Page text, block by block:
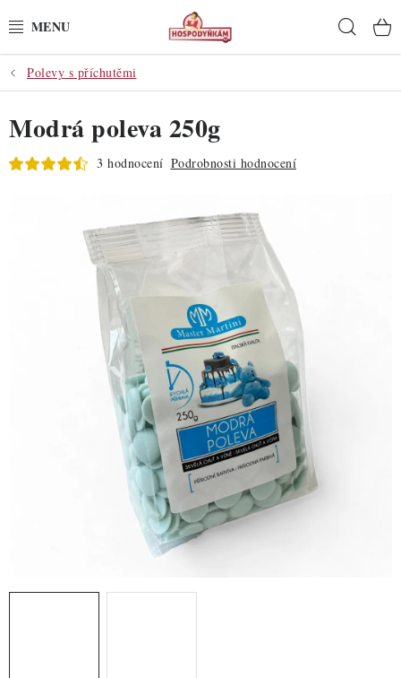
na
POTŘEBY
POMŮCKY
SUROVINY
PRO OSLAVY
DO KUCHYNĚ
ZDRAVÉ PEČENÍ
DÁRKOVÉ POUKAZY
TÉMATICKÉ PRODUKTY
NOVÉ ZBOŽÍ
Polevy s příchutěmi
Modrá poleva 250g
3 hodnocení Podrobnosti hodnocení